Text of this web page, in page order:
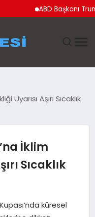
ABD Başkanı
Uyarısı Aşırı Sıcaklık
İklim
Sıcaklık
küresel